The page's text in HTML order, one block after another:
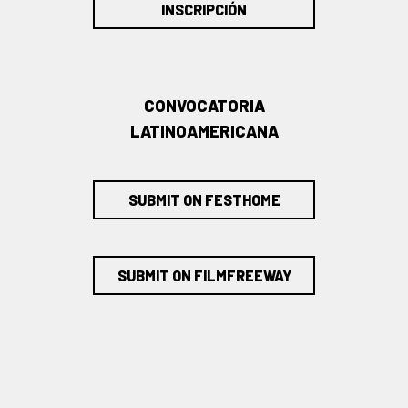
INSCRIPCIÓN
CONVOCATORIA
LATINOAMERICANA
SUBMIT ON FESTHOME
SUBMIT ON FILMFREEWAY